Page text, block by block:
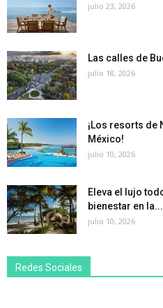
julio 23, 2026
Las calles de
julio 18, 2026
¡Los resorts de
México!
julio 10, 2026
Eleva el lujo
bienestar en la...
julio 10, 2026
Redes Sociales